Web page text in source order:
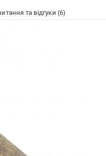
та відгуки (6)